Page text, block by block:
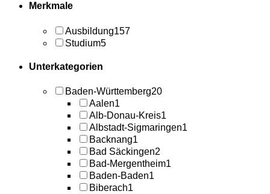
Merkmale
Ausbildung157
Studium5
Unterkategorien
Baden-Württemberg20
Aalen1
Alb-Donau-Kreis1
Albstadt-Sigmaringen1
Backnang1
Bad Säckingen2
Bad-Mergentheim1
Baden-Baden1
Biberach1